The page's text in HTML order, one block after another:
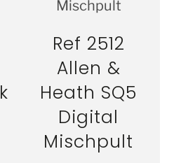
Ref 2512
Allen &
Heath SQ5
Digital
Mischpult